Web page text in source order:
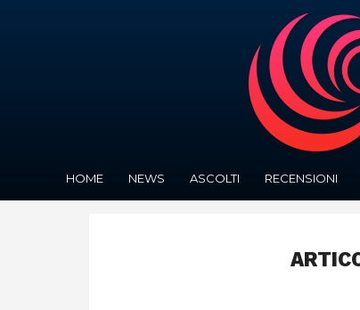
HOME NEWS ASCOLTI RECENSIONI